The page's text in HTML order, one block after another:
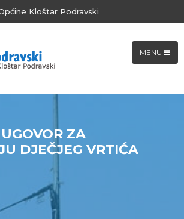
Kloštar Podravski
MENU
ZA
DJEČJEG VRTIĆA